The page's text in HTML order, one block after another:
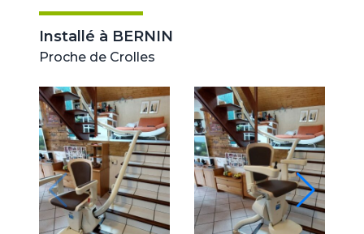
Installé à BERNIN
Proche de Crolles